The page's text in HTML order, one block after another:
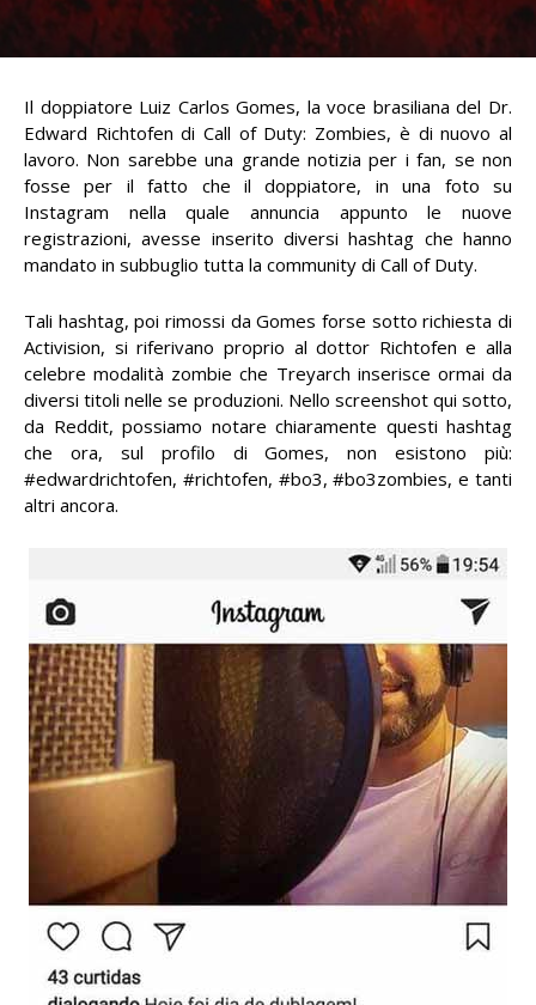
Il doppiatore Luiz Carlos Gomes, la voce brasiliana del Dr.
Edward Richtofen di Call of Duty: Zombies, è di nuovo al
lavoro. Non sarebbe una grande notizia per i fan, se non
fosse per il fatto che il doppiatore, in una foto su
Instagram nella quale annuncia appunto le nuove
registrazioni, avesse inserito diversi hashtag che hanno
mandato in subbuglio tutta la community di Call of Duty.
Tali hashtag, poi rimossi da Gomes forse sotto richiesta di
Activision, si riferivano proprio al dottor Richtofen e alla
celebre modalità zombie che Treyarch inserisce ormai da
diversi titoli nelle se produzioni. Nello screenshot qui sotto,
da Reddit, possiamo notare chiaramente questi hashtag
che ora, sul profilo di Gomes, non esistono più:
#edwardrichtofen, #richtofen, #bo3, #bo3zombies, e tanti
altri ancora.